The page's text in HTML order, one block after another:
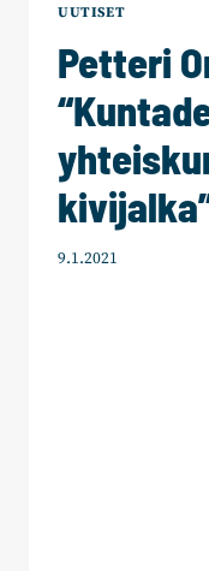
UUTISET
Petteri
9.1.2021